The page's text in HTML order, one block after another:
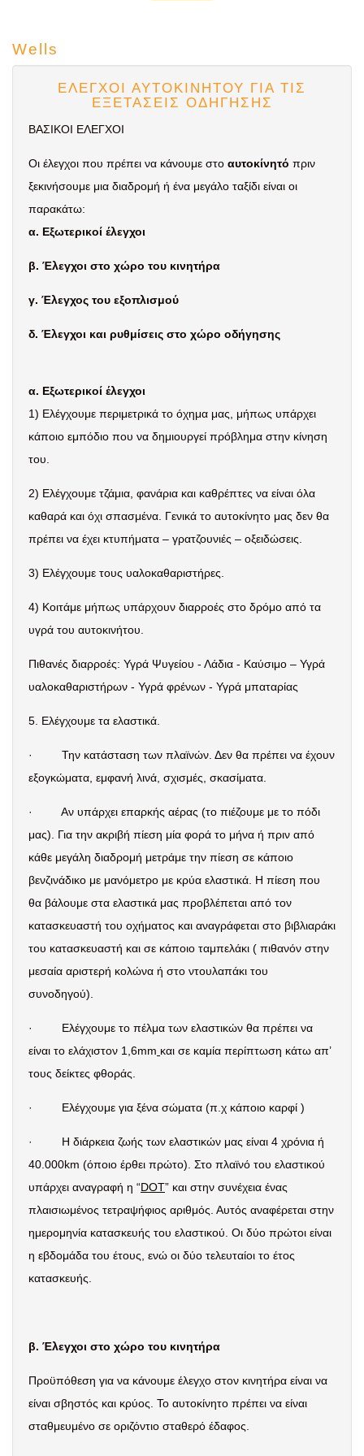
Wells
ΕΛΕΓΧΟΙ ΑΥΤΟΚΙΝΗΤΟΥ ΓΙΑ ΤΙΣ
ΕΞΕΤΑΣΕΙΣ ΟΔΗΓΗΣΗΣ
ΒΑΣΙΚΟΙ ΕΛΕΓΧΟΙ
Οι έλεγχοι που πρέπει να κάνουμε στο αυτοκίνητό πριν
ξεκινήσουμε μια διαδρομή ή ένα μεγάλο ταξίδι είναι οι
παρακάτω:
α. Εξωτερικοί έλεγχοι
β. Έλεγχοι στο χώρο του κινητήρα
γ. Έλεγχος του εξοπλισμού
δ. Έλεγχοι και ρυθμίσεις στο χώρο οδήγησης
α. Εξωτερικοί έλεγχοι
1) Ελέγχουμε περιμετρικά το όχημα μας, μήπως υπάρχει
κάποιο εμπόδιο που να δημιουργεί πρόβλημα στην κίνηση
του.
2) Ελέγχουμε τζάμια, φανάρια και καθρέπτες να είναι όλα
καθαρά και όχι σπασμένα. Γενικά το αυτοκίνητο μας δεν θα
πρέπει να έχει κτυπήματα – γρατζουνιές – οξειδώσεις.
3) Ελέγχουμε τους υαλοκαθαριστήρες.
4) Κοιτάμε μήπως υπάρχουν διαρροές στο δρόμο από τα
υγρά του αυτοκινήτου.
Πιθανές διαρροές: Υγρά Ψυγείου - Λάδια - Καύσιμο – Υγρά
υαλοκαθαριστήρων - Υγρά φρένων - Υγρά μπαταρίας
5. Ελέγχουμε τα ελαστικά.
· Την κατάσταση των πλαϊνών. Δεν θα πρέπει να έχουν
εξογκώματα, εμφανή λινά, σχισμές, σκασίματα.
· Αν υπάρχει επαρκής αέρας (το πιέζουμε με το πόδι
μας). Για την ακριβή πίεση μία φορά το μήνα ή πριν από
κάθε μεγάλη διαδρομή μετράμε την πίεση σε κάποιο
βενζινάδικο με μανόμετρο με κρύα ελαστικά. Η πίεση που
θα βάλουμε στα ελαστικά μας προβλέπεται από τον
κατασκευαστή του οχήματος και αναγράφεται στο βιβλιαράκι
του κατασκευαστή και σε κάποιο ταμπελάκι ( πιθανόν στην
μεσαία αριστερή κολώνα ή στο ντουλαπάκι του
συνοδηγού).
· Ελέγχουμε το πέλμα των ελαστικών θα πρέπει να
είναι το ελάχιστον 1,6mm και σε καμία περίπτωση κάτω απ’
τους δείκτες φθοράς.
· Ελέγχουμε για ξένα σώματα (π.χ κάποιο καρφί )
· Η διάρκεια ζωής των ελαστικών μας είναι 4 χρόνια ή
40.000km (όποιο έρθει πρώτο). Στο πλαϊνό του ελαστικού
υπάρχει αναγραφή η “DOT” και στην συνέχεια ένας
πλαισιωμένος τετραψήφιος αριθμός. Αυτός αναφέρεται στην
ημερομηνία κατασκευής του ελαστικού. Οι δύο πρώτοι είναι
η εβδομάδα του έτους, ενώ οι δύο τελευταίοι το έτος
κατασκευής.
β. Έλεγχοι στο χώρο του κινητήρα
Προϋπόθεση για να κάνουμε έλεγχο στον κινητήρα είναι να
είναι σβηστός και κρύος. Το αυτοκίνητο πρέπει να είναι
σταθμευμένο σε οριζόντιο σταθερό έδαφος.